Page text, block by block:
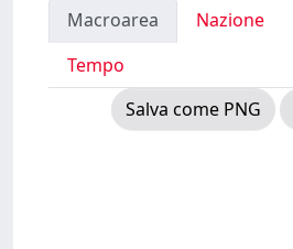
Macroarea Nazione
Tempo
Salva come PNG